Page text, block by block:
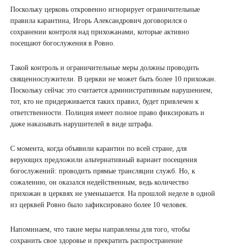
Поскольку церковь откровенно игнорирует ограничительные
правила карантина, Игорь Александрович договорился о
сохранении контроля над прихожанами, которые активно
посещают богослужения в Ровно.
Такой контроль и ограничительные меры должны проводить
священнослужители. В церкви не может быть более 10 прихожан.
Поскольку сейчас это считается административным нарушением,
тот, кто не придерживается таких правил, будет привлечен к
ответственности. Полиция имеет полное право фиксировать и
даже наказывать нарушителей в виде штрафа.
С момента, когда объявили карантин по всей стране, для
верующих предложили альтернативный вариант посещения
богослужений: проводить прямые трансляции служб. Но, к
сожалению, он оказался недейственным, ведь количество
прихожан в церквях не уменьшается. На прошлой неделе в одной
из церквей Ровно было зафиксировано более 10 человек.
Напоминаем, что такие меры направлены для того, чтобы
сохранить свое здоровье и прекратить распространение